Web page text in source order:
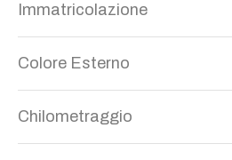
Immatricolazione
Colore Esterno
Chilometraggio